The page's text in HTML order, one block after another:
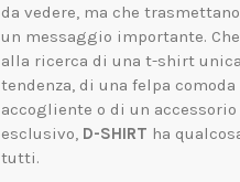
da vedere, ma che
un messaggio importante.
alla ricerca di una t-shirt
tendenza, di una felpa comoda
accogliente o di un accessorio
esclusivo, D-SHIRT ha
tutti.